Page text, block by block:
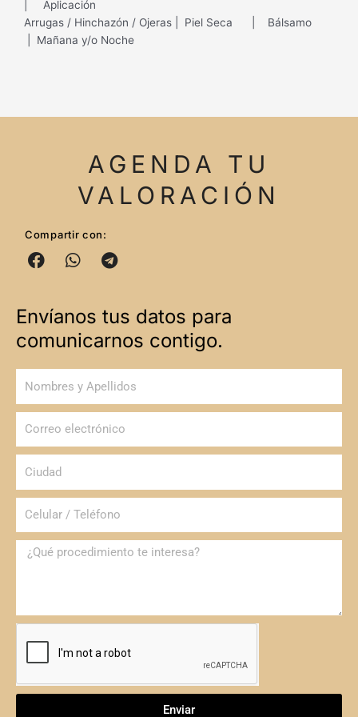
| Aplicación
Arrugas / Hinchazón / Ojeras | Piel Seca | Bálsamo
| Mañana y/o Noche
AGENDA TU
VALORACIÓN
Compartir con:
Envíanos tus datos para
comunicarnos contigo.
Enviar